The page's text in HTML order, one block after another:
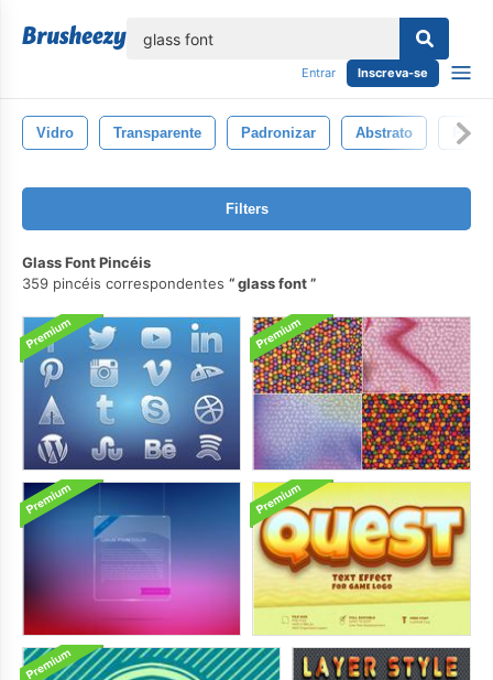
Entrar Inscreva-se
Vidro Transparente Padronizar Abstrato
Filters
Glass Font Pincéis
359 pincéis correspondentes
glass font